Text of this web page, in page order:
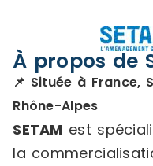
À propos de
📌 Située à France,
Rhône-Alpes
SETAM est
la